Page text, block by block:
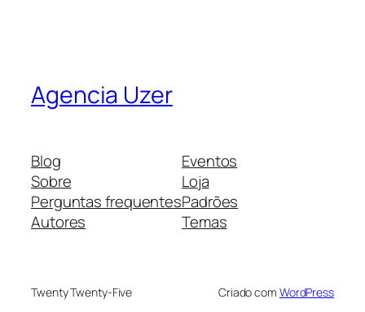
Agencia Uzer
Blog
Sobre
Perguntas frequentes
Autores
Eventos
Loja
Padrões
Temas
Twenty Twenty-Five Criado com WordPress